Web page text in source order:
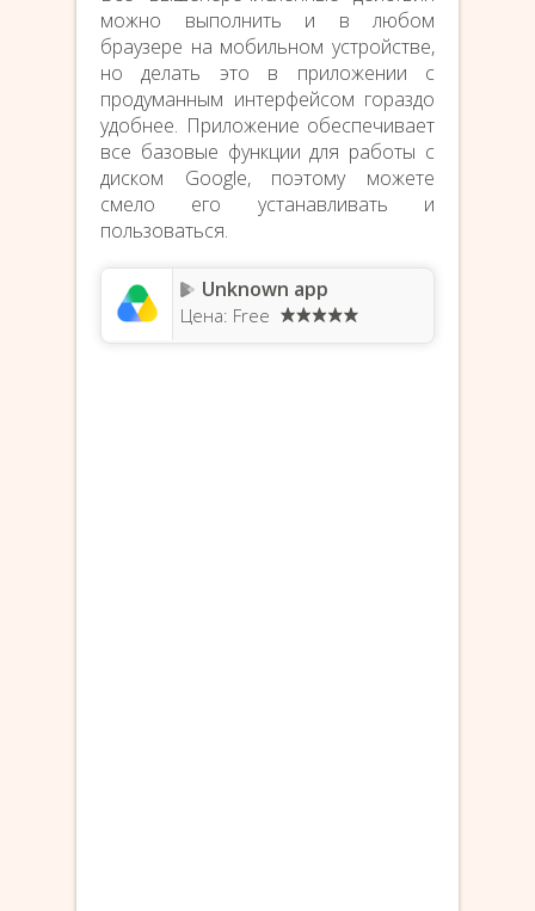
можно выполнить и в любом
браузере на мобильном устройстве,
но делать это в приложении с
продуманным интерфейсом гораздо
удобнее. Приложение обеспечивает
все базовые функции для работы с
диском Google, поэтому можете
смело его устанавливать и
пользоваться.
Unknown app
Цена: Free